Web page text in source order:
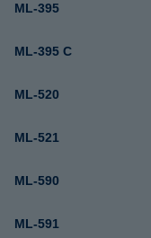
ML-395
ML-395 C
ML-520
ML-521
ML-590
ML-591